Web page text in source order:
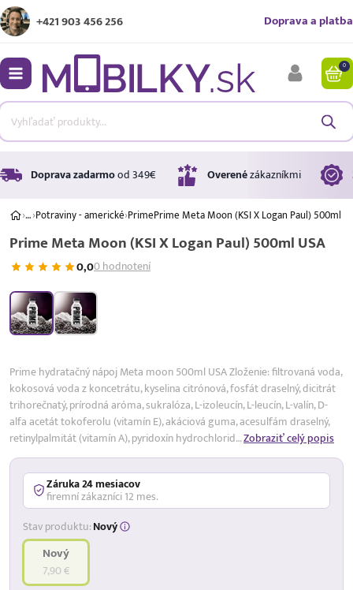
+421 903 456 256 Doprava a platba
0
Doprava zadarmood 349€ Overenézákazníkmi
›…›Potraviny - americké›PrimePrime Meta Moon (KSI X Logan Paul) 500ml
Prime Meta Moon (KSI X Logan Paul) 500ml USA
0,00 hodnotení
Úrok
17,99 %
p.a.
Prime hydratačný nápoj Meta moon 500ml USA Zloženie: filtrovaná voda,
kokosová voda z koncetrátu, kyselina citrónová, fosfát draselný, dicitrát
trihorečnatý, prírodná aróma, sukralóza, L-izoleucín, L-leucín, L-valín, D-
alfa acetát tokoferolu (vitamín E), akáciová guma, acesulfám draselný,
retinylpalmitát (vitamín A), pyridoxín hydrochlorid…Zobraziť celý popis
Záruka 24 mesiacov
firemní zákazníci 12 mes.
Stav produktu:Nový
Nový
7,90 €